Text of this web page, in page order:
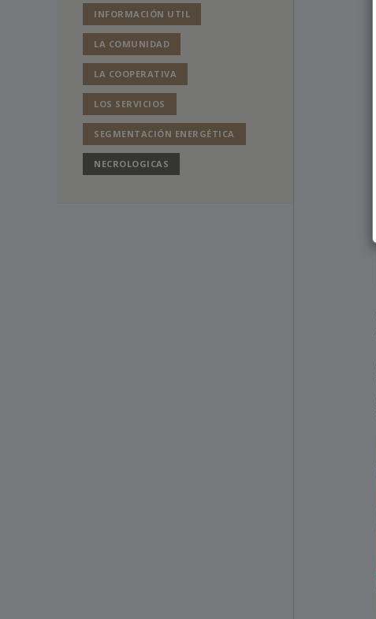
INFORMACIÓN UTIL
LA COMUNIDAD
LA COOPERATIVA
LOS SERVICIOS
SEGMENTACIÓN ENERGÉTICA
NECROLOGICAS